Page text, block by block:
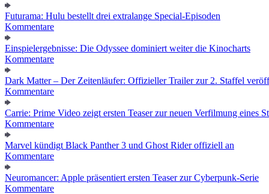
Futurama: Hulu bestellt drei extralange Special-Episoden
Kommentare
Einspielergebnisse: Die Odyssee dominiert weiter die Kinocharts
Kommentare
Dark Matter – Der Zeitenläufer: Offizieller Trailer zur 2. Staffel
Kommentare
Carrie: Prime Video zeigt ersten Teaser zur neuen Verfilmung eines
Kommentare
Marvel kündigt Black Panther 3 und Ghost Rider offiziell an
Kommentare
Neuromancer: Apple präsentiert ersten Teaser zur Cyberpunk-Serie
Kommentare